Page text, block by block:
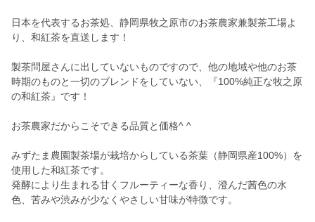
日本を代表するお茶処、静岡県牧之原市のお茶農家兼製茶工場よ
り、和紅茶を直送します！
製茶問屋さんに出していないものですので、他の地域や他のお茶
時期のものと一切のブレンドをしていない、『100%純正な牧之原
の和紅茶』です！
お茶農家だからこそできる品質と価格^ ^
みずたま農園製茶場が栽培からしている茶葉（静岡県産100%）を
使用した和紅茶です。
発酵により生まれる甘くフルーティーな香り、澄んだ茜色の水
色、苦みや渋みが少なくやさしい甘味が特徴です。